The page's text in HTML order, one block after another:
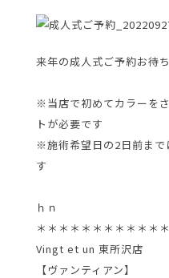
来年の成人式ご予約お待
※当店で初めてカラーを
トが必要です
※施術希望日の2日前まで
す
ｈｎ
＊＊＊＊＊＊＊＊＊＊＊
Vingt et un 東所沢店
【ヴァンティアン】